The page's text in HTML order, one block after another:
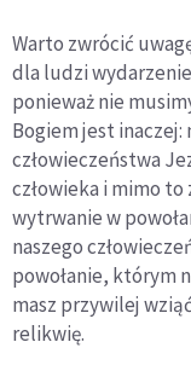
Warto zwrócić
dla ludzi
ponieważ nie
Bogiem jest inaczej:
człowieczeństwa
człowieka i mimo
wytrwanie w
naszego
powołanie, którym
masz przywilej
relikwię.